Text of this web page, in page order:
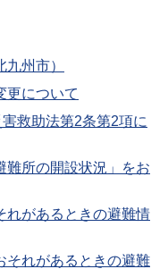
州市）
更について
救助法第2条第2項に
難所の開設状況」をお
れがあるときの避難情
それがあるときの避難